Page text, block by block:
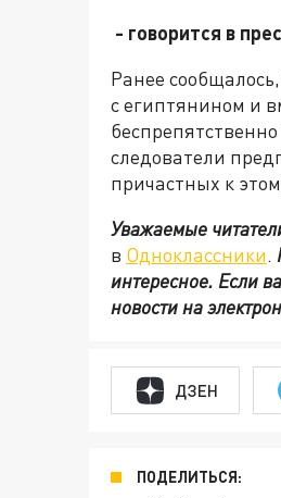
- говорится в
Ранее
с египтянином и
следователи
причастных к
Уважаемые
в Одноклассники.
интересное. Если
новости на
ДЗЕН
ПОДЕЛИТЬСЯ: